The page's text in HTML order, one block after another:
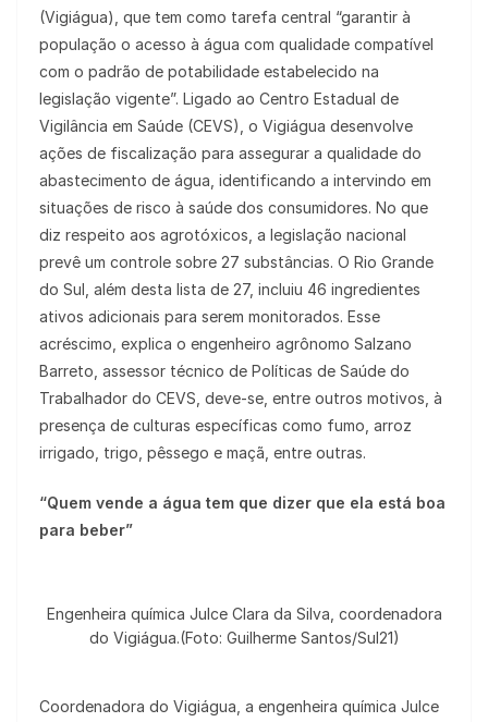
(Vigiágua), que tem como tarefa central “garantir à
população o acesso à água com qualidade compatível
com o padrão de potabilidade estabelecido na
legislação vigente”. Ligado ao Centro Estadual de
Vigilância em Saúde (CEVS), o Vigiágua desenvolve
ações de fiscalização para assegurar a qualidade do
abastecimento de água, identificando a intervindo em
situações de risco à saúde dos consumidores. No que
diz respeito aos agrotóxicos, a legislação nacional
prevê um controle sobre 27 substâncias. O Rio Grande
do Sul, além desta lista de 27, incluiu 46 ingredientes
ativos adicionais para serem monitorados. Esse
acréscimo, explica o engenheiro agrônomo Salzano
Barreto, assessor técnico de Políticas de Saúde do
Trabalhador do CEVS, deve-se, entre outros motivos, à
presença de culturas específicas como fumo, arroz
irrigado, trigo, pêssego e maçã, entre outras.
“Quem vende a água tem que dizer que ela está boa
para beber”
Engenheira química Julce Clara da Silva, coordenadora
do Vigiágua.(Foto: Guilherme Santos/Sul21)
Coordenadora do Vigiágua, a engenheira química Julce